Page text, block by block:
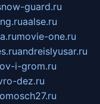
guard.ru
aalse.ru
movie-one.ru
andreislyusar.ru
i-grom.ru
dez.ru